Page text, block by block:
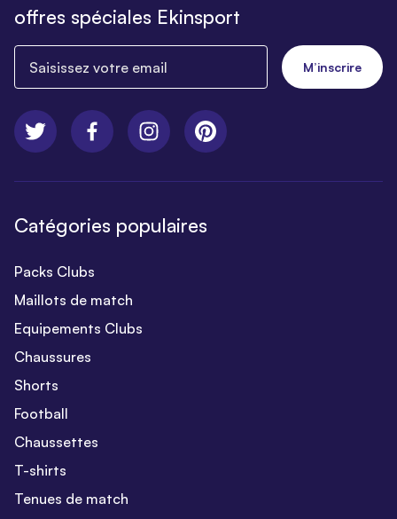
offres spéciales Ekinsport
M’inscrire
Catégories populaires
Packs Clubs
Maillots de match
Equipements Clubs
Chaussures
Shorts
Football
Chaussettes
T-shirts
Tenues de match